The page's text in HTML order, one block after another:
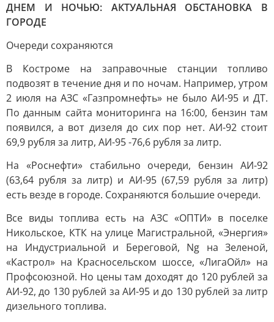
ДНЕМ И НОЧЬЮ: АКТУАЛЬНАЯ ОБСТАНОВКА В
ГОРОДЕ
Очереди сохраняются
В Костроме на заправочные станции топливо
подвозят в течение дня и по ночам. Например, утром
2 июля на АЗС «Газпромнефть» не было АИ-95 и ДТ.
По данным сайта мониторинга на 16:00, бензин там
появился, а вот дизеля до сих пор нет. АИ-92 стоит
69,9 рубля за литр, АИ-95 -76,6 рубля за литр.
На «Роснефти» стабильно очереди, бензин АИ-92
(63,64 рубля за литр) и АИ-95 (67,59 рубля за литр)
есть везде в городе. Сохраняются большие очереди.
Все виды топлива есть на АЗС «ОПТИ» в поселке
Никольское, КТК на улице Магистральной, «Энергия»
на Индустриальной и Береговой, Ng на Зеленой,
«Кастрол» на Красносельском шоссе, «ЛигаОйл» на
Профсоюзной. Но цены там доходят до 120 рублей за
АИ-92, до 130 рублей за АИ-95 и до 130 рублей за литр
дизельного топлива.